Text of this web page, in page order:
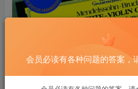
会员必读有各种问题的答案，